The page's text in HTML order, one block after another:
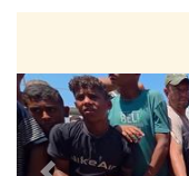
التر ...